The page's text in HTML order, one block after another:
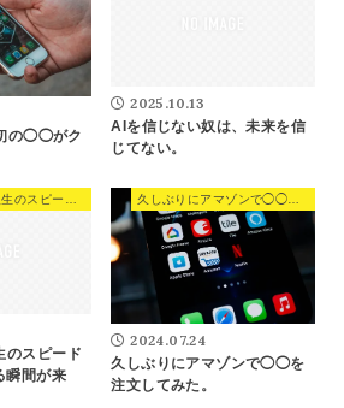
の◯◯がク
2025.10.13
AIを信じない奴は、未来を信
じてない。
のスピード
瞬間が来
2024.07.24
久しぶりにアマゾンで◯◯を
注文してみた。